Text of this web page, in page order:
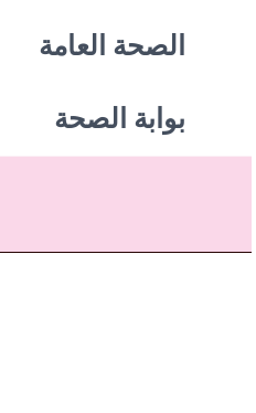
تخطيالصحة العامة
بوابة الصحة